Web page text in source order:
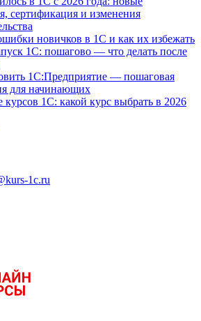
сертификация и изменения
новичков в 1С и как их избежать
1С: пошагово — что делать после
1С:Предприятие — пошаговая
для начинающих
курсов 1С: какой курс выбрать в 2026
1c.ru